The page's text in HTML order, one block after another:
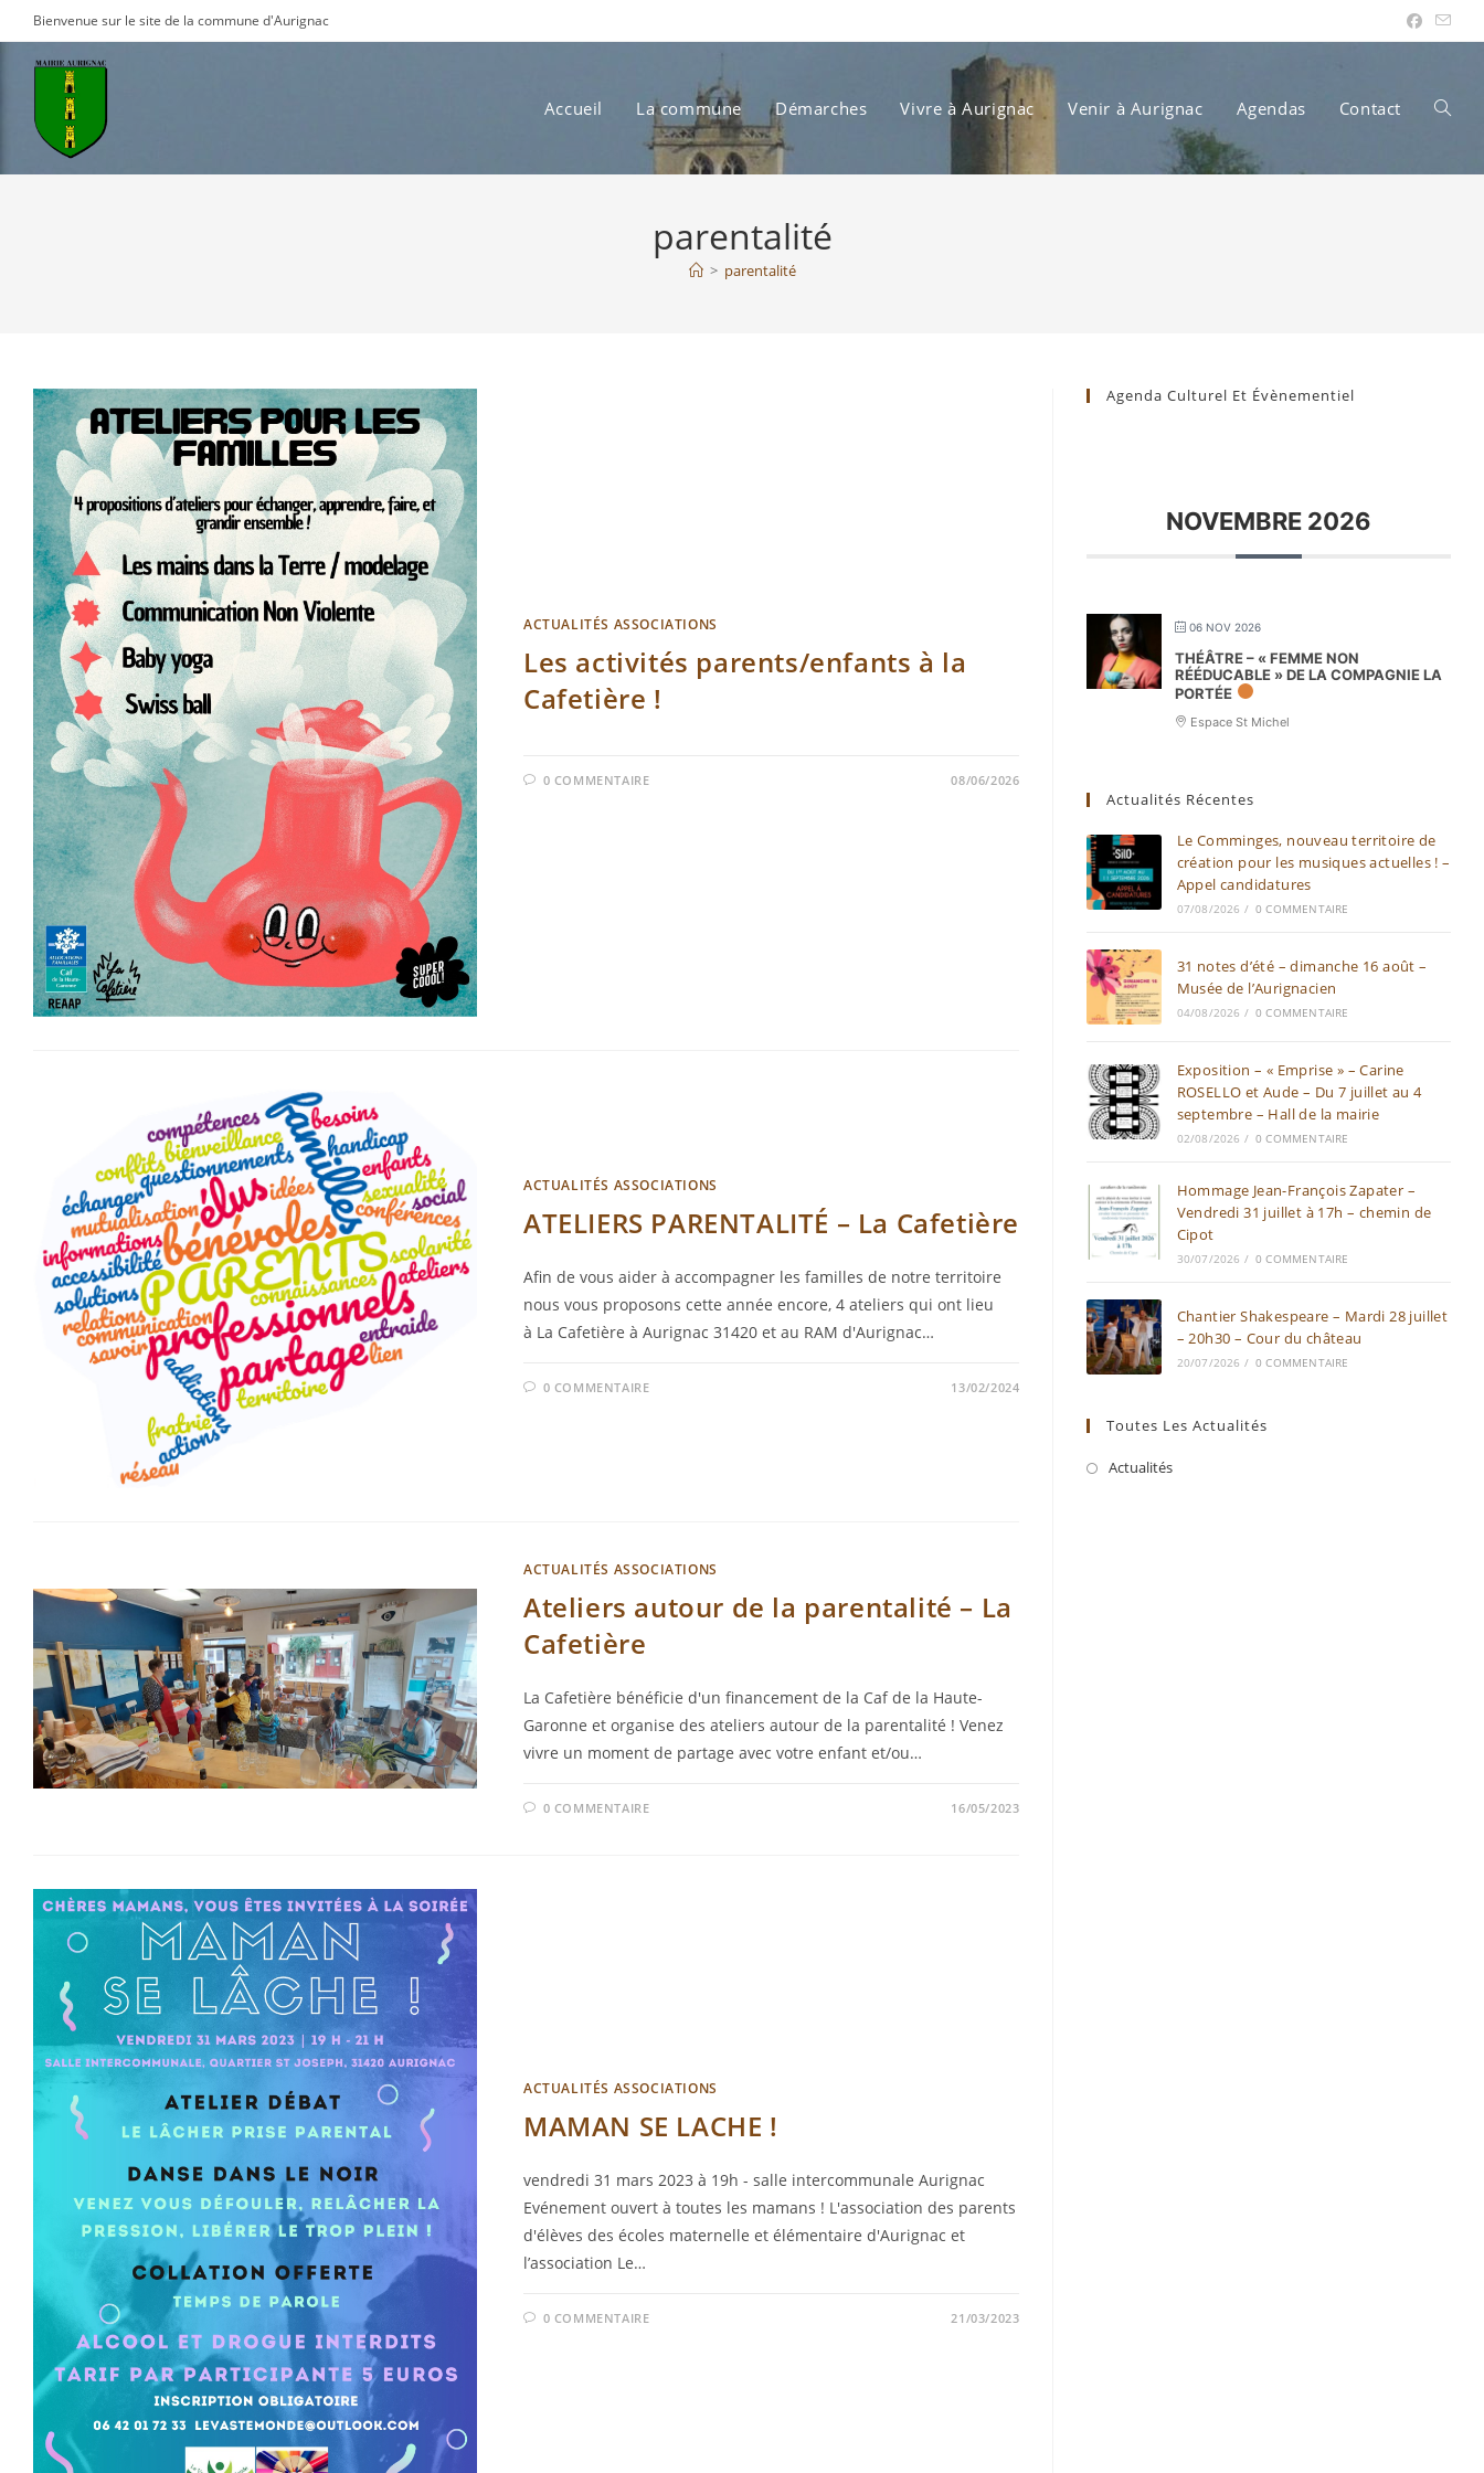
to
content
Bienvenue sur le site de la commune d'Aurignac
Accueil La commune Démarches Vivre à Aurignac Venir à Aurignac Agendas Contact Toggle
parentalité
> parentalité
ACTUALITÉS ASSOCIATIONS
Les activités parents/enfants à la
Cafetière !
0 COMMENTAIRE 08/06/2026
ACTUALITÉS ASSOCIATIONS
ATELIERS PARENTALITÉ – La Cafetière
Afin de vous aider à accompagner les familles de notre territoire
nous vous proposons cette année encore, 4 ateliers qui ont lieu
à La Cafetière à Aurignac 31420 et au RAM d'Aurignac…
0 COMMENTAIRE 13/02/2024
ACTUALITÉS ASSOCIATIONS
Ateliers autour de la parentalité – La
Cafetière
La Cafetière bénéficie d'un financement de la Caf de la Haute-
Garonne et organise des ateliers autour de la parentalité ! Venez
vivre un moment de partage avec votre enfant et/ou…
0 COMMENTAIRE 16/05/2023
ACTUALITÉS ASSOCIATIONS
MAMAN SE LACHE !
vendredi 31 mars 2023 à 19h - salle intercommunale Aurignac
Evénement ouvert à toutes les mamans ! L'association des parents
d'élèves des écoles maternelle et élémentaire d'Aurignac et
l’association Le…
0 COMMENTAIRE 21/03/2023
Agenda Culturel Et Évènementiel
NOVEMBRE 2026
06 NOV 2026
THÉÂTRE – « FEMME NON
RÉÉDUCABLE » DE LA COMPAGNIE LA
PORTÉE
Espace St Michel
Actualités Récentes
Le Comminges, nouveau territoire de
création pour les musiques actuelles ! –
Appel candidatures
07/08/2026 / 0 COMMENTAIRE
31 notes d’été – dimanche 16 août –
Musée de l’Aurignacien
04/08/2026 / 0 COMMENTAIRE
Exposition – « Emprise » – Carine
ROSELLO et Aude – Du 7 juillet au 4
septembre – Hall de la mairie
02/08/2026 / 0 COMMENTAIRE
Hommage Jean-François Zapater –
Vendredi 31 juillet à 17h – chemin de
Cipot
30/07/2026 / 0 COMMENTAIRE
Chantier Shakespeare – Mardi 28 juillet
– 20h30 – Cour du château
20/07/2026 / 0 COMMENTAIRE
Toutes Les Actualités
Actualités